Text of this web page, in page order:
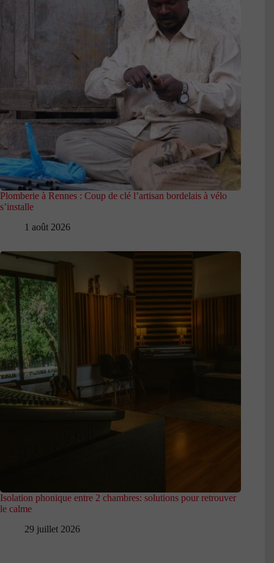
Plomberie à Rennes : Coup de clé l’artisan bordelais à vélo
s’installe
1 août 2026
Isolation phonique entre 2 chambres: solutions pour retrouver
le calme
29 juillet 2026